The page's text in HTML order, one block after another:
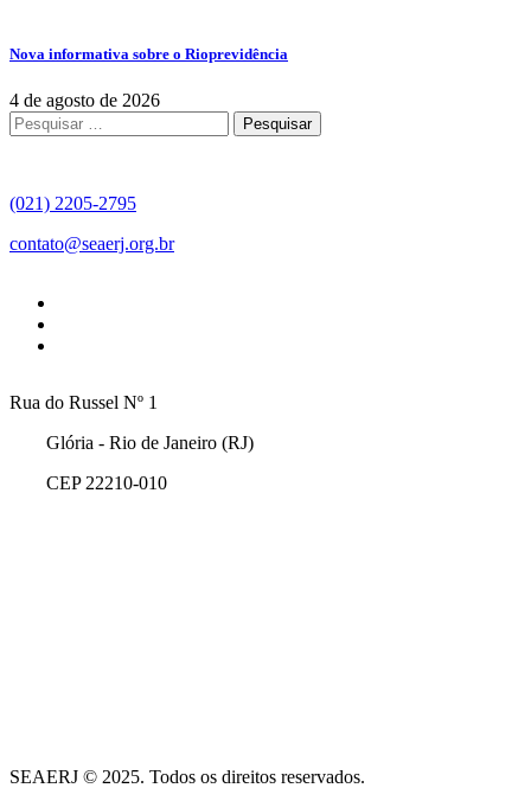
Nova informativa sobre o Rioprevidência
4 de agosto de 2026
Pesquisar
por:
(021) 2205-2795
contato@seaerj.org.br
Rua do Russel Nº 1
Glória - Rio de Janeiro (RJ)
CEP 22210-010
SEAERJ © 2025. Todos os direitos reservados.